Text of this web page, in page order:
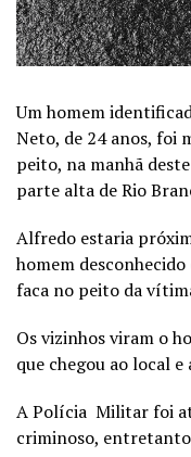
Um homem
Neto, de 24 anos, foi
peito, na manhã
parte alta de Rio
Alfredo estaria
homem
faca no peito da
Os vizinhos viram o
que chegou ao local
A Polícia Militar foi
criminoso,